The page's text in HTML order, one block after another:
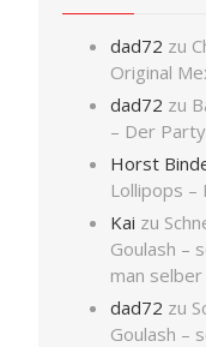
dad72 zu
Original
dad72 zu
– Der
Horst
Lollipops
Kai zu
Goulash –
man selber
dad72 zu
Goulash –